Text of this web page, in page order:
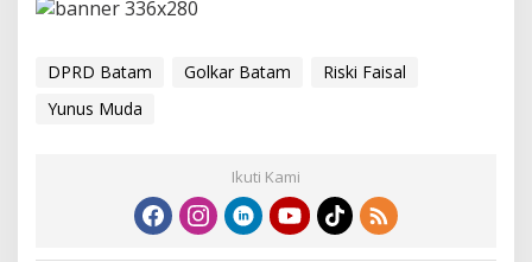
DPRD Batam Golkar Batam
Riski Faisal
Yunus Muda
Ikuti Kami